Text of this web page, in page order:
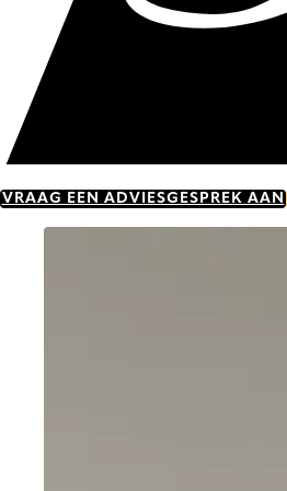
VRAAG EEN ADVIESGESPREK AAN
Go to item 0